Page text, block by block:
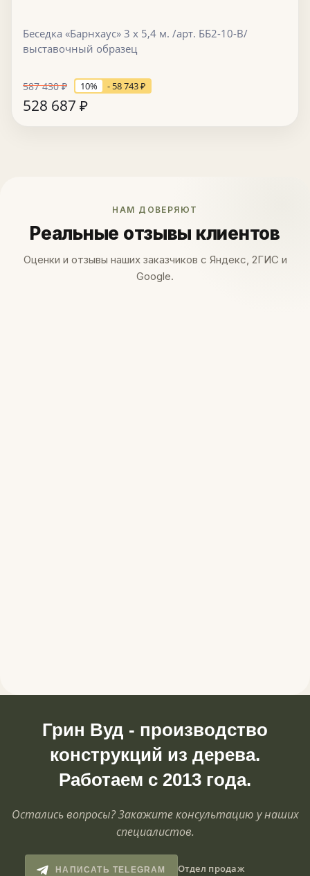
Беседка «Барнхаус» 3 х 5,4 м. /арт. ББ2-10-В/
выставочный образец
587 430₽ 10% - 58 743₽
528 687 ₽
НАМ ДОВЕРЯЮТ
Реальные отзывы клиентов
Оценки и отзывы наших заказчиков с Яндекс, 2ГИС и
Google.
Грин Вуд - производство
конструкций из дерева.
Работаем с 2013 года.
Остались вопросы? Закажите консультацию у наших
специалистов.
НАПИСАТЬ TELEGRAM Отдел продаж